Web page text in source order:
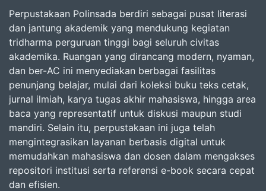
Perpustakaan Polinsada berdiri sebagai pusat literasi
dan jantung akademik yang mendukung kegiatan
tridharma perguruan tinggi bagi seluruh civitas
akademika. Ruangan yang dirancang modern, nyaman,
dan ber-AC ini menyediakan berbagai fasilitas
penunjang belajar, mulai dari koleksi buku teks cetak,
jurnal ilmiah, karya tugas akhir mahasiswa, hingga area
baca yang representatif untuk diskusi maupun studi
mandiri. Selain itu, perpustakaan ini juga telah
mengintegrasikan layanan berbasis digital untuk
memudahkan mahasiswa dan dosen dalam mengakses
repositori institusi serta referensi e-book secara cepat
dan efisien.